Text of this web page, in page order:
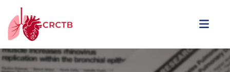
Aller au contenu